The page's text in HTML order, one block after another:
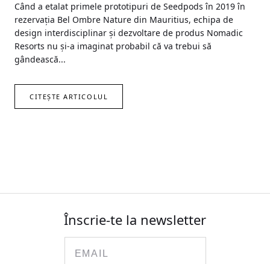
Când a etalat primele prototipuri de Seedpods în 2019 în
rezervația Bel Ombre Nature din Mauritius, echipa de
design interdisciplinar și dezvoltare de produs Nomadic
Resorts nu și-a imaginat probabil că va trebui să
gândească...
CITEȘTE ARTICOLUL
Înscrie-te la newsletter